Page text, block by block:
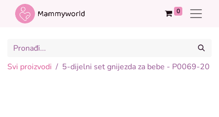
0
Svi proizvodi 5-dijelni set gnijezda za bebe - P0069-20